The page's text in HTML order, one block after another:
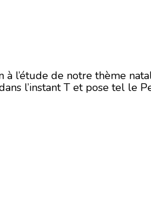
l’étude de notre thème
l’instant T et pose tel le